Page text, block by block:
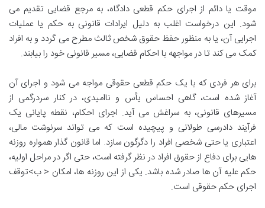
موقت یا دائم از اجرای حکم قطعی دادگاه، به مرجع قضایی تقدیم می
شود. این درخواست اغلب به دلیل ایرادات قانونی به حکم یا عملیات
اجرایی آن، یا به منظور حفظ حقوق شخص ثالث مطرح می گردد و به افراد
کمک می کند تا در مواجهه با احکام قضایی، مسیر قانونی خود را بیابند.
برای هر فردی که با یک حکم قطعی حقوقی مواجه می شود و اجرای آن
آغاز شده است، گاهی احساس یأس و ناامیدی، در کنار سردرگمی از
مسیرهای قانونی، به سراغش می آید. اجرای احکام، نقطه پایانی یک
فرآیند دادرسی طولانی و پیچیده است که می تواند سرنوشت مالی،
اعتباری یا حتی شخصی افراد را دگرگون سازد. اما قانون گذار همواره روزنه
هایی برای دفاع از حقوق افراد در نظر گرفته است، حتی اگر در مراحل اولیه،
حکم علیه آن ها صادر شده باشد. یکی از این روزنه ها، امکان < ب>توقف
اجرای حکم حقوقی است.